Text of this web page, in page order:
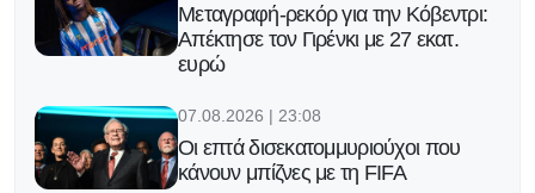
Μεταγραφή-ρεκόρ για την Κόβεντρι:
Απέκτησε τον Γιρένκι με 27 εκατ.
ευρώ
07.08.2026 | 23:08
Οι επτά δισεκατομμυριούχοι που
κάνουν μπίζνες με τη FIFA